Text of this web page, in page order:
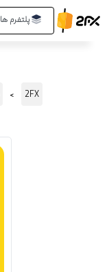
به
پلتفرم ها
2FX